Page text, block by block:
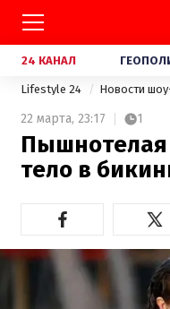
24 КАНАЛ
Lifestyle 24 Новости
22 марта, 23:17 1
Пышнотелая
тело в